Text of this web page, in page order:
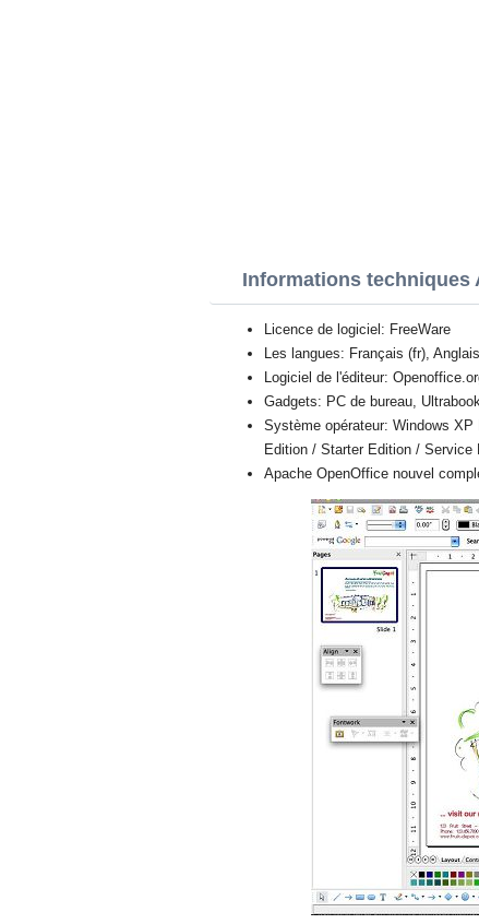
Informations techniques
Licence de logiciel: FreeWare
Les langues: Français (fr), Anglais
Logiciel de l'éditeur:
Gadgets: PC de bureau,
Système opérateur: Windows
Edition / Starter Edition /
Apache OpenOffice nouvel